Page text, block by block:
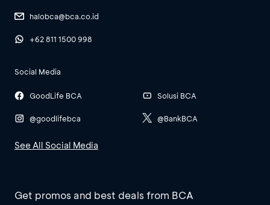
halobca@bca.co.id
+62 811 1500 998
Social Media
GoodLife BCA
@goodlifebca
Solusi BCA
@BankBCA
See All Social Media
Get promos and best deals from BCA